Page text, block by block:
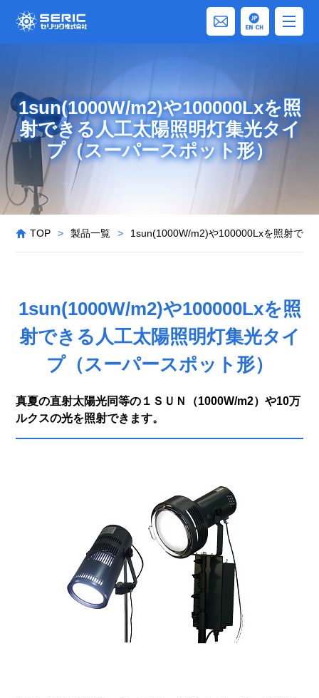
1sun(1000W/m2)や100000Lxを照
射できる人工太陽照明灯集光タイ
プ（スーパースポット形）
TOP > 製品一覧 > 1sun(1000W/m2)や100000Lxを照射でき
1sun(1000W/m2)や100000Lxを照
射できる人工太陽照明灯集光タイ
プ（スーパースポット形）
真夏の直射太陽光同等の１ＳＵＮ（1000W/m2）や10万
ルクスの光を照射できます。